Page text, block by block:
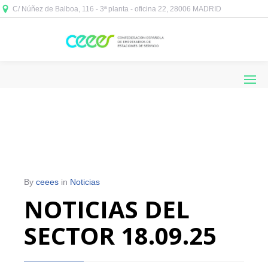
C/ Núñez de Balboa, 116 - 3ª planta - oficina 22, 28006 MADRID
By ceees in Noticias
NOTICIAS DEL
SECTOR 18.09.25